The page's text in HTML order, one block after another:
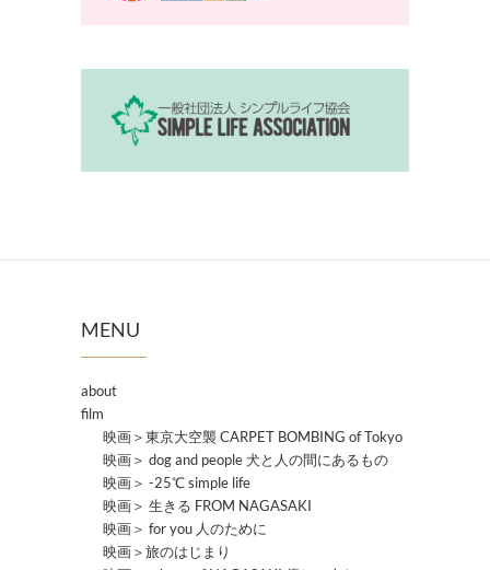
MENU
about
film
映画＞東京大空襲 CARPET BOMBING of Tokyo
映画＞ dog and people 犬と人の間にあるもの
映画＞ -25℃ simple life
映画＞ 生きる FROM NAGASAKI
映画＞ for you 人のために
映画＞旅のはじまり